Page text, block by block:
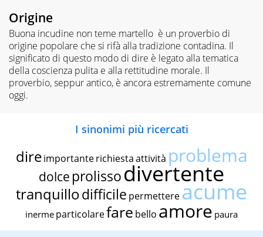
Origine
Buona incudine non teme martello è un proverbio di
origine popolare che si rifà alla tradizione contadina. Il
significato di questo modo di dire è legato alla tematica
della coscienza pulita e alla rettitudine morale. Il
proverbio, seppur antico, è ancora estremamente comune
oggi.
I sinonimi più ricercati
dire importante richiestaattività problema
dolce prolissodivertente
tranquillodifficile permettereacume
inerme particolarefare bello amore paura